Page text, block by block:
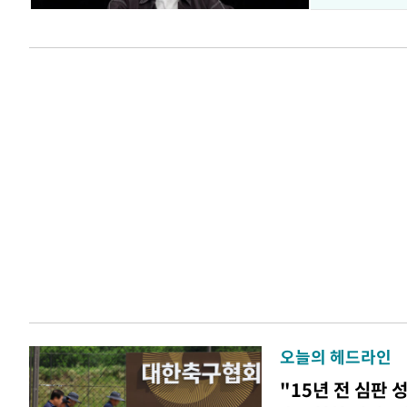
오늘의 헤드라인
"15년 전 심판